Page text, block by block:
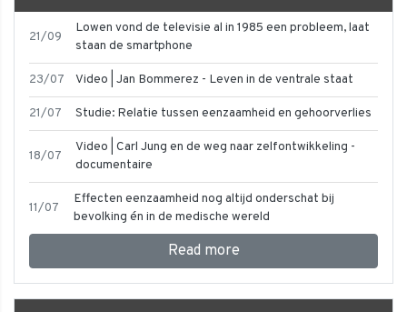
21/09
Lowen vond de televisie al in 1985 een probleem, laat
staan de smartphone
23/07 Video | Jan Bommerez - Leven in de ventrale staat
21/07 Studie: Relatie tussen eenzaamheid en gehoorverlies
18/07
Video | Carl Jung en de weg naar zelfontwikkeling -
documentaire
11/07
Effecten eenzaamheid nog altijd onderschat bij
bevolking én in de medische wereld
Read more